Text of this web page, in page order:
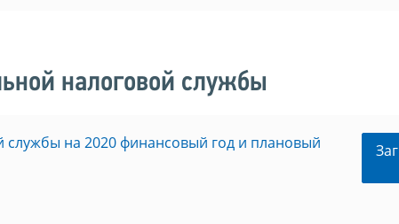
налоговой службы
на 2020 финансовый год и плановый